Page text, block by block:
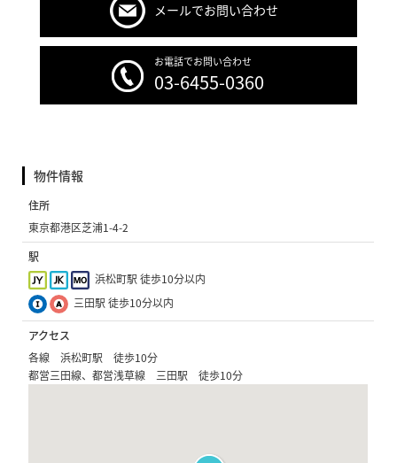
メールでお問い合わせ
お電話でお問い合わせ
03-6455-0360
物件情報
住所
東京都港区芝浦1-4-2
駅
浜松町駅 徒歩10分以内
三田駅 徒歩10分以内
アクセス
各線 浜松町駅 徒歩10分
都営三田線、都営浅草線 三田駅 徒歩10分